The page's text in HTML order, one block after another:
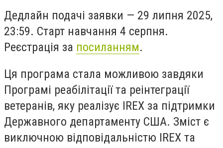
Дедлайн подачі заявки — 29 липня 2025,
23:59. Старт навчання 4 серпня.
Реєстрація за посиланням.
Ця програма стала можливою завдяки
Програмі реабілітації та реінтеграції
ветеранів, яку реалізує IREX за підтримки
Державного департаменту США. Зміст є
виключною відповідальністю IREX та